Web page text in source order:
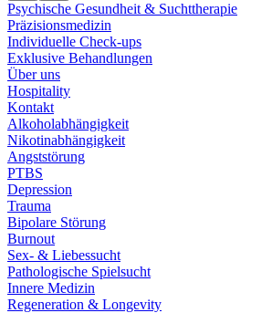
Psychische Gesundheit & Suchttherapie
Präzisionsmedizin
Individuelle Check-ups
Exklusive Behandlungen
Über uns
Hospitality
Kontakt
Alkoholabhängigkeit
Nikotinabhängigkeit
Angststörung
PTBS
Depression
Trauma
Bipolare Störung
Burnout
Sex- & Liebessucht
Pathologische Spielsucht
Innere Medizin
Regeneration & Longevity